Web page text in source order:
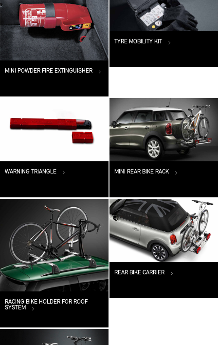
MINI POWDER FIRE EXTINGUISHER
TYRE MOBILITY KIT
WARNING TRIANGLE MINI REAR BIKE RACK
RACING BIKE HOLDER FOR ROOF
SYSTEM
REAR BIKE CARRIER